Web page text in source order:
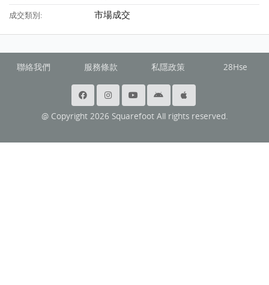
成交類別: 市場成交
聯絡我們 服務條款 私隱政策 28Hse
@ Copyright 2026 Squarefoot All rights reserved.